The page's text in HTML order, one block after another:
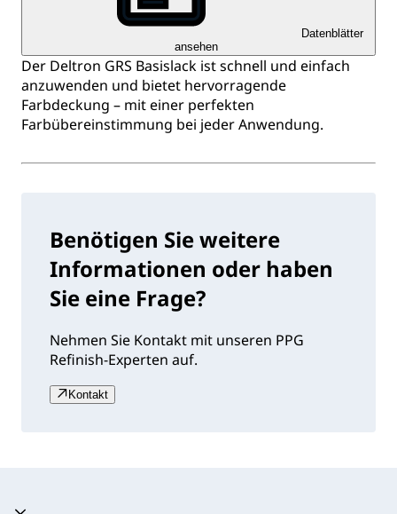
Datenblätter
ansehen
Der Deltron GRS Basislack ist schnell und einfach
anzuwenden und bietet hervorragende
Farbdeckung – mit einer perfekten
Farbübereinstimmung bei jeder Anwendung.
Benötigen Sie weitere
Informationen oder haben
Sie eine Frage?
Nehmen Sie Kontakt mit unseren PPG
Refinish-Experten auf.
Kontakt